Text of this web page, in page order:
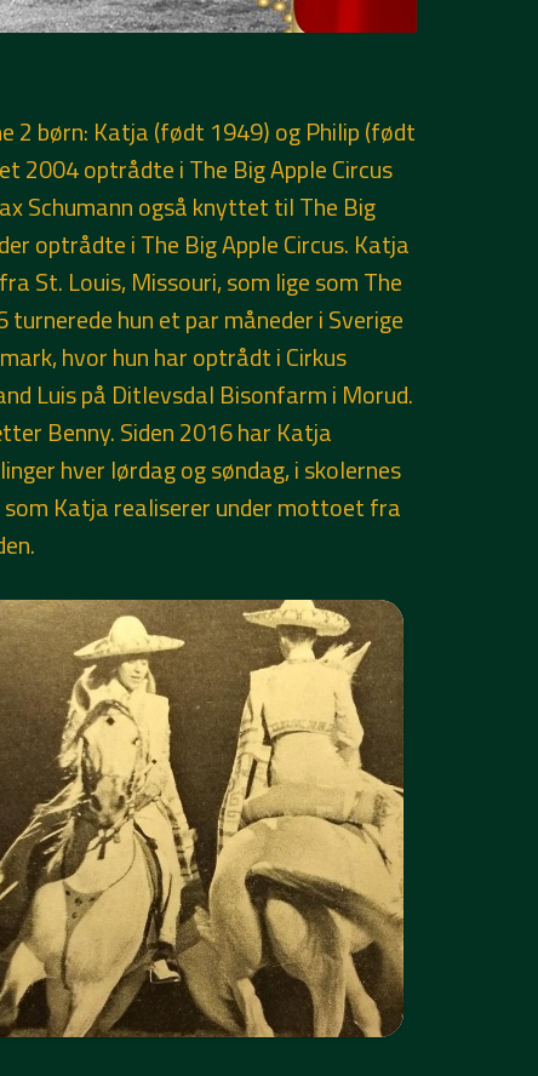
2 børn: Katja (født 1949) og Philip (født
2004 optrådte i The Big Apple Circus
Schumann også knyttet til The Big
optrådte i The Big Apple Circus. Katja
St. Louis, Missouri, som lige som The
hun et par måneder i Sverige
hvor hun har optrådt i Cirkus
Luis på Ditlevsdal Bisonfarm i Morud.
Benny. Siden 2016 har Katja
hver lørdag og søndag, i skolernes
Katja realiserer under mottoet fra